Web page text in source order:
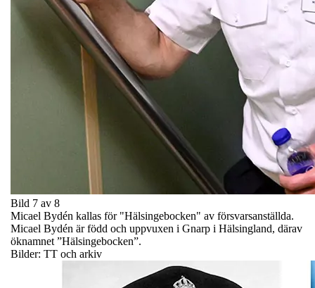
Bild 7 av 8
Micael Bydén kallas för "Hälsingebocken" av försvarsanställda.
Micael Bydén är född och uppvuxen i Gnarp i Hälsingland, därav
öknamnet ”Hälsingebocken”.
Bilder: TT och arkiv